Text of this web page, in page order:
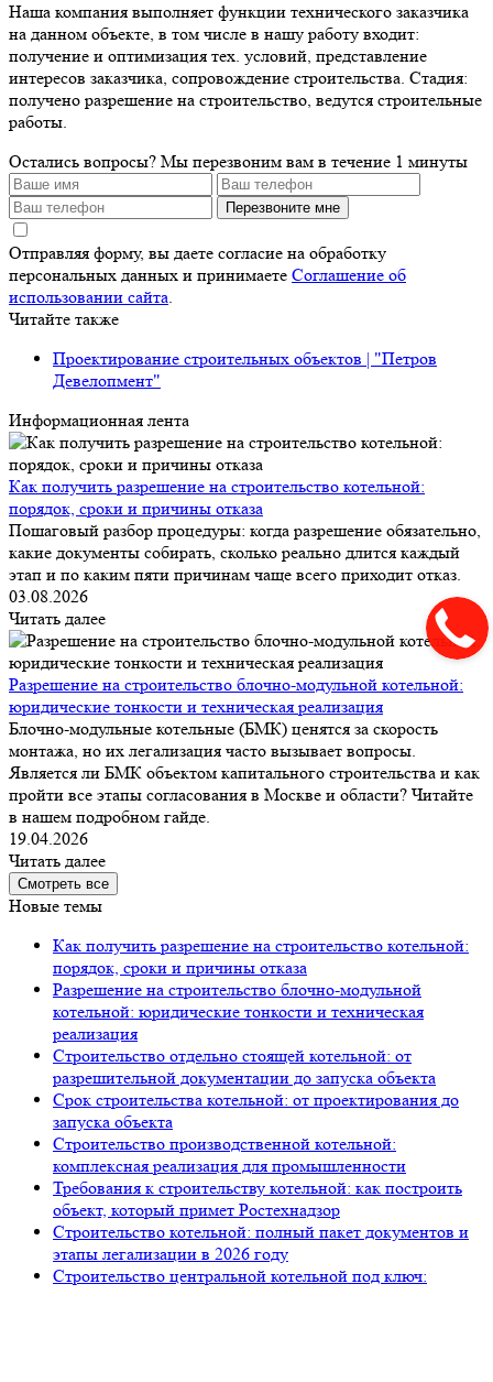
Наша компания выполняет функции технического заказчика
на данном объекте, в том числе в нашу работу входит:
получение и оптимизация тех. условий, представление
интересов заказчика, сопровождение строительства. Стадия:
получено разрешение на строительство, ведутся строительные
работы.
Остались вопросы? Мы перезвоним вам в течение 1 минуты
Перезвоните мне
Отправляя форму, вы даете согласие на обработку
персональных данных и принимаете Соглашение об
использовании сайта.
Читайте также
Проектирование строительных объектов | "Петров
Девелопмент"
Информационная лента
Как получить разрешение на строительство котельной:
порядок, сроки и причины отказа
Пошаговый разбор процедуры: когда разрешение обязательно,
какие документы собирать, сколько реально длится каждый
этап и по каким пяти причинам чаще всего приходит отказ.
03.08.2026
Читать далее
Разрешение на строительство блочно-модульной котельной:
юридические тонкости и техническая реализация
Блочно-модульные котельные (БМК) ценятся за скорость
монтажа, но их легализация часто вызывает вопросы.
Является ли БМК объектом капитального строительства и как
пройти все этапы согласования в Москве и области? Читайте
в нашем подробном гайде.
19.04.2026
Читать далее
Смотреть все
Новые темы
Как получить разрешение на строительство котельной:
порядок, сроки и причины отказа
Разрешение на строительство блочно-модульной
котельной: юридические тонкости и техническая
реализация
Строительство отдельно стоящей котельной: от
разрешительной документации до запуска объекта
Срок строительства котельной: от проектирования до
запуска объекта
Строительство производственной котельной:
комплексная реализация для промышленности
Требования к строительству котельной: как построить
объект, который примет Ростехнадзор
Строительство котельной: полный пакет документов и
этапы легализации в 2026 году
Строительство центральной котельной под ключ: